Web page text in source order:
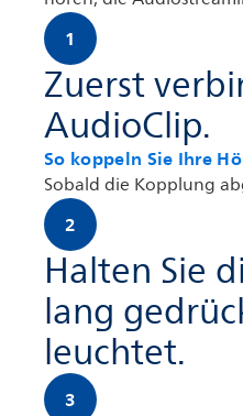
1
Zuerst
AudioClip.
So koppeln Sie Ihre
Sobald die Kopplung
2
Halten Sie
lang
leuchtet.
3